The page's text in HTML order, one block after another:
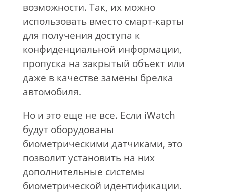
возможности. Так, их можно
использовать вместо смарт-карты
для получения доступа к
конфиденциальной информации,
пропуска на закрытый объект или
даже в качестве замены брелка
автомобиля.
Но и это еще не все. Если iWatch
будут оборудованы
биометрическими датчиками, это
позволит установить на них
дополнительные системы
биометрической идентификации.